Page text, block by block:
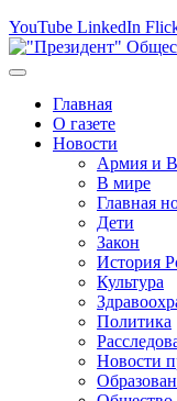
YouTube LinkedIn
Главная
О газете
Новости
Армия и
В мире
Главная
Дети
Закон
История
Культура
Политика
Новости